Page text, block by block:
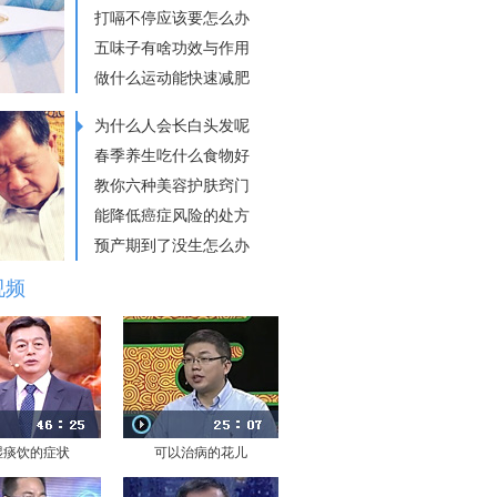
打嗝不停应该要怎么办
五味子有啥功效与作用
做什么运动能快速减肥
为什么人会长白头发呢
春季养生吃什么食物好
教你六种美容护肤窍门
能降低癌症风险的处方
预产期到了没生怎么办
频
痰饮的症状 可以治病的花儿